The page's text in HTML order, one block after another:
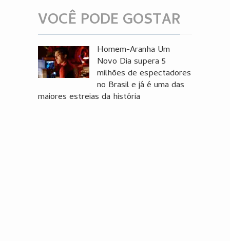
VOCÊ PODE GOSTAR
Homem-Aranha Um
Novo Dia supera 5
milhões de espectadores
no Brasil e já é uma das
maiores estreias da história